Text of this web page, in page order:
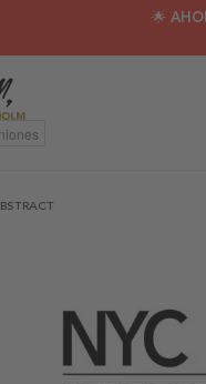
🌟